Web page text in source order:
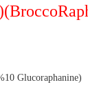
Glucoraphanine)